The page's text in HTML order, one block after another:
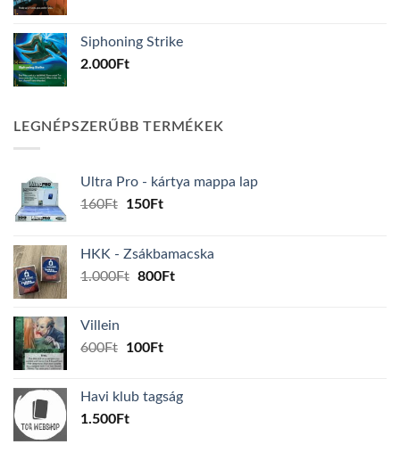
Siphoning Strike
2.000Ft
LEGNÉPSZERŰBB TERMÉKEK
Ultra Pro - kártya mappa lap
160Ft
Original
160Ft.
150FtCurrent
150Ft.
HKK - Zsákbamacska
1.000Ft Original
800FtCurrent
Villein
600Ft
Original
600Ft.
100FtCurrent
100Ft.
Havi klub tagság
1.500Ft